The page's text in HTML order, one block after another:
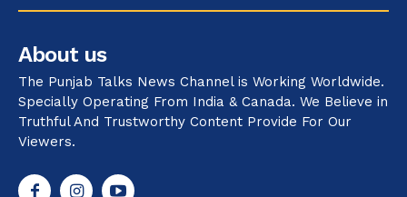
About us
The Punjab Talks News Channel is Working Worldwide.
Specially Operating From India & Canada. We Believe in
Truthful And Trustworthy Content Provide For Our
Viewers.